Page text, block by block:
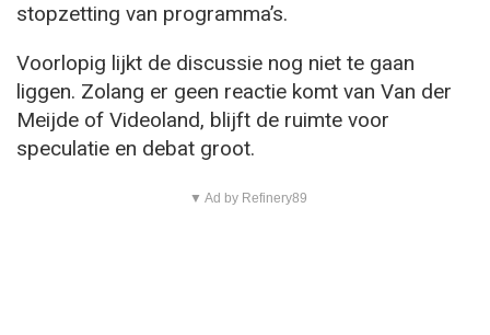
stopzetting van programma’s.
Voorlopig lijkt de discussie nog niet te gaan
liggen. Zolang er geen reactie komt van Van der
Meijde of Videoland, blijft de ruimte voor
speculatie en debat groot.
▼ Ad by Refinery89